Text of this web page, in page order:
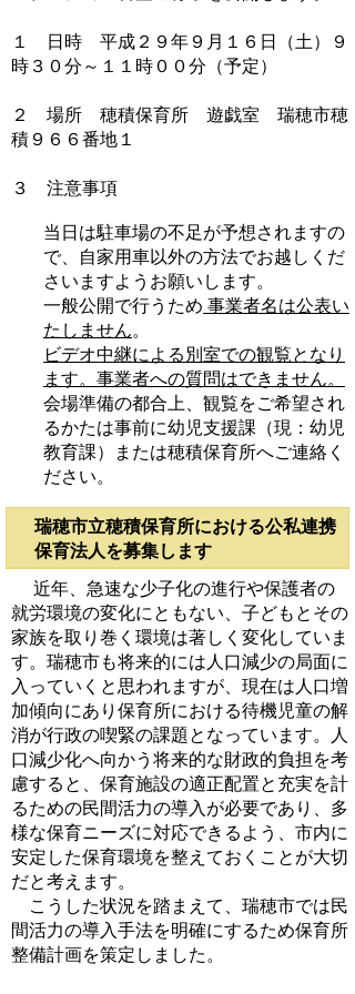
１ 日時 平成２９年９月１６日（土）９
時３０分～１１時００分（予定）
２ 場所 穂積保育所 遊戯室 瑞穂市穂
積９６６番地１
３ 注意事項
当日は駐車場の不足が予想されますの
で、自家用車以外の方法でお越しくだ
さいますようお願いします。
一般公開で行うため 事業者名は公表い
たしません。
ビデオ中継による別室での観覧となり
ます。事業者への質問はできません。
会場準備の都合上、観覧をご希望され
るかたは事前に幼児支援課（現：幼児
教育課）または穂積保育所へご連絡く
ださい。
瑞穂市立穂積保育所における公私連携
保育法人を募集します
近年、急速な少子化の進行や保護者の
就労環境の変化にともない、子どもとその
家族を取り巻く環境は著しく変化していま
す。瑞穂市も将来的には人口減少の局面に
入っていくと思われますが、現在は人口増
加傾向にあり保育所における待機児童の解
消が行政の喫緊の課題となっています。人
口減少化へ向かう将来的な財政的負担を考
慮すると、保育施設の適正配置と充実を計
るための民間活力の導入が必要であり、多
様な保育ニーズに対応できるよう、市内に
安定した保育環境を整えておくことが大切
だと考えます。
こうした状況を踏まえて、瑞穂市では民
間活力の導入手法を明確にするため保育所
整備計画を策定しました。